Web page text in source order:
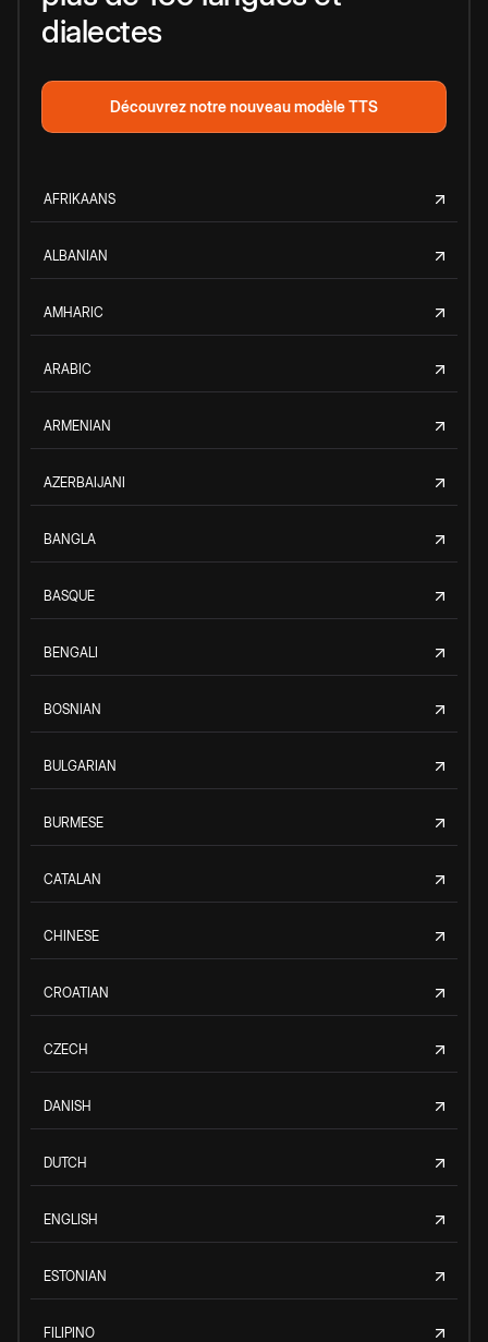
dialectes
Découvrez notre nouveau modèle TTS
AFRIKAANS
ALBANIAN
AMHARIC
ARABIC
ARMENIAN
AZERBAIJANI
BANGLA
BASQUE
BENGALI
BOSNIAN
BULGARIAN
BURMESE
CATALAN
CHINESE
CROATIAN
CZECH
DANISH
DUTCH
ENGLISH
ESTONIAN
FILIPINO